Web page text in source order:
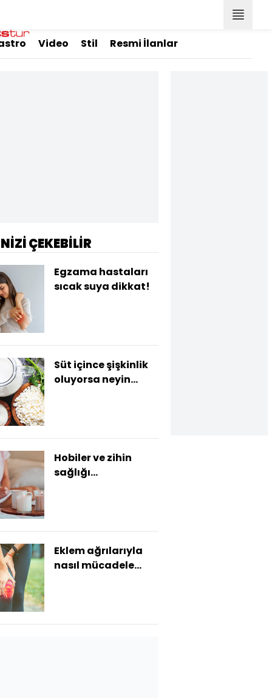
Video Stil Resmi İlanlar
ÇEKEBİLİR
Egzama hastaları
sıcak suya dikkat!
Süt içince şişkinlik
oluyorsa neyin
Hobiler ve zihin
sağlığı
Eklem ağrılarıyla
nasıl mücadele